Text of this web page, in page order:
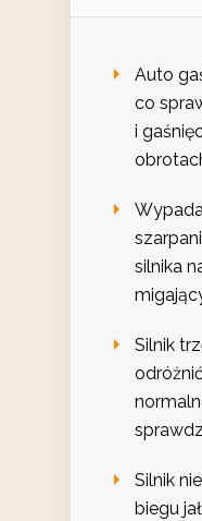
Auto
co
i
silnika
Silnik
Silnik
biegu